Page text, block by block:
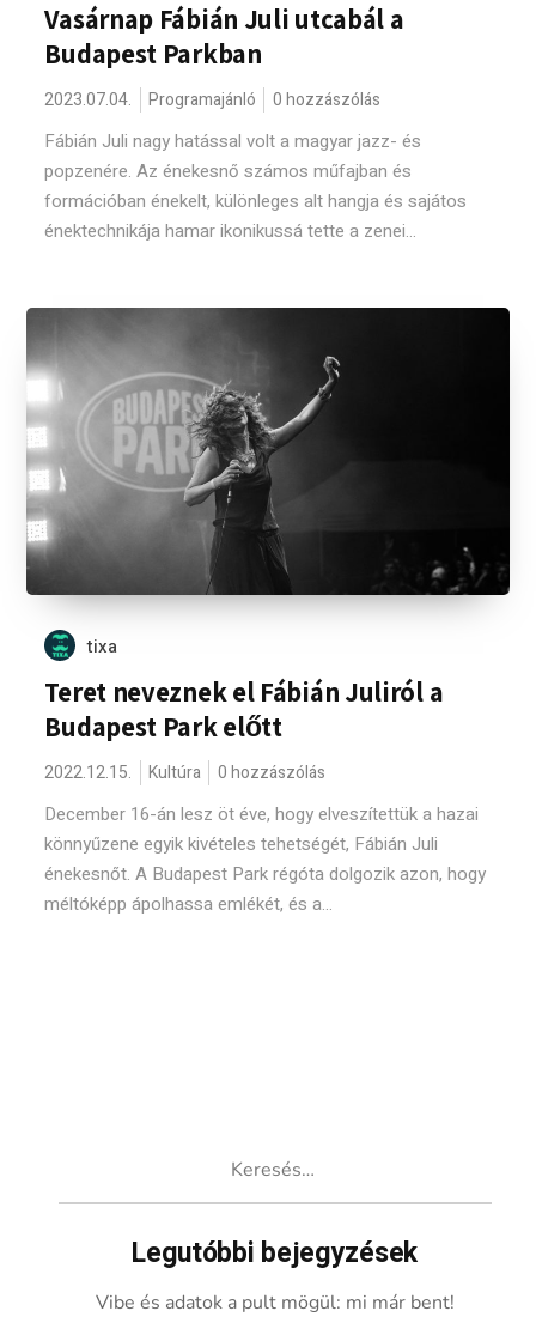
Vasárnap Fábián Juli utcabál a
Budapest Parkban
2023.07.04. Programajánló 0 hozzászólás
Fábián Juli nagy hatással volt a magyar jazz- és
popzenére. Az énekesnő számos műfajban és
formációban énekelt, különleges alt hangja és sajátos
énektechnikája hamar ikonikussá tette a zenei...
tixa
Teret neveznek el Fábián Juliról a
Budapest Park előtt
2022.12.15. Kultúra 0 hozzászólás
December 16-án lesz öt éve, hogy elveszítettük a hazai
könnyűzene egyik kivételes tehetségét, Fábián Juli
énekesnőt. A Budapest Park régóta dolgozik azon, hogy
méltóképp ápolhassa emlékét, és a...
Legutóbbi bejegyzések
Vibe és adatok a pult mögül: mi már bent!